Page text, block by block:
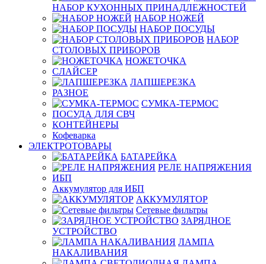
НАБОР КУХОННЫХ ПРИНАДЛЕЖНОСТЕЙ
НАБОР НОЖЕЙ
НАБОР ПОСУДЫ
НАБОР
СТОЛОВЫХ ПРИБОРОВ
НОЖЕТОЧКА
СЛАЙСЕР
ЛАПШЕРЕЗКА
РАЗНОЕ
СУМКА-ТЕРМОС
ПОСУДА ДЛЯ СВЧ
КОНТЕЙНЕРЫ
Кофеварка
ЭЛЕКТРОТОВАРЫ
БАТАРЕЙКА
РЕЛЕ НАПРЯЖЕНИЯ
ИБП
Аккумулятор для ИБП
АККУМУЛЯТОР
Сетевые фильтры
ЗАРЯДНОЕ
УСТРОЙСТВО
ЛАМПА
НАКАЛИВАНИЯ